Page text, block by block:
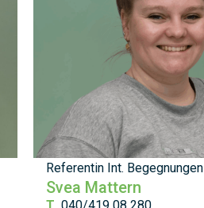
Referentin Int. Begegnungen
Svea Mattern